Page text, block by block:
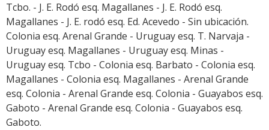
Tcbo. - J. E. Rodó esq. Magallanes - J. E. Rodó esq.
Magallanes - J. E. rodó esq. Ed. Acevedo - Sin ubicación.
Colonia esq. Arenal Grande - Uruguay esq. T. Narvaja -
Uruguay esq. Magallanes - Uruguay esq. Minas -
Uruguay esq. Tcbo - Colonia esq. Barbato - Colonia esq.
Magallanes - Colonia esq. Magallanes - Arenal Grande
esq. Colonia - Arenal Grande esq. Colonia - Guayabos esq.
Gaboto - Arenal Grande esq. Colonia - Guayabos esq.
Gaboto.